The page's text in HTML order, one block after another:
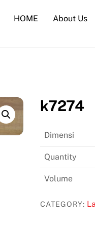
HOME About Us
k7274
Dimensi
Quantity
Volume
CATEGORY: